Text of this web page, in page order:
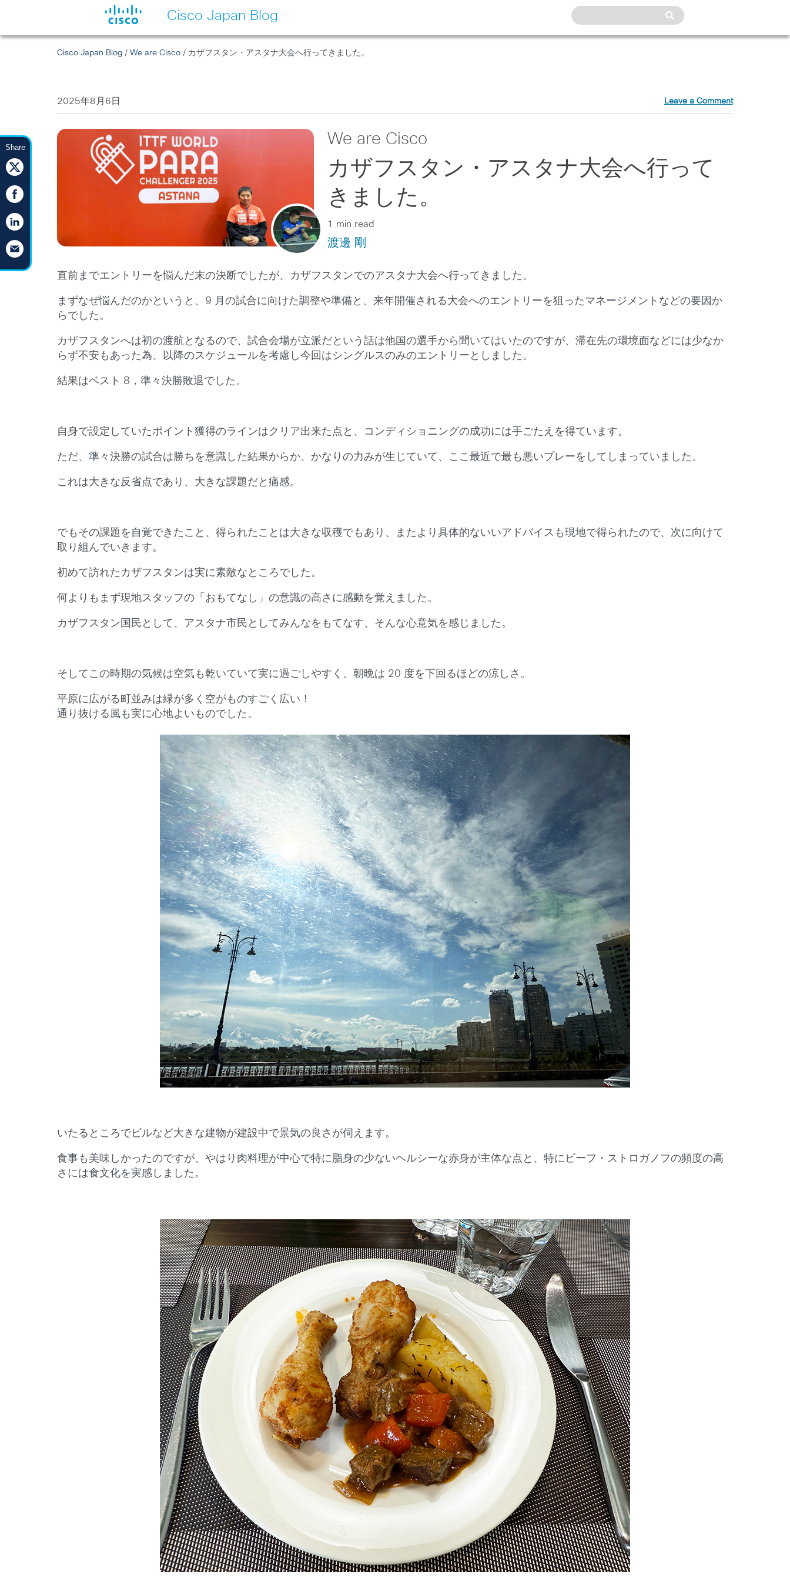
Cisco Japan Blog
Share
Cisco Japan Blog /We are Cisco / カザフスタン・アスタナ大会へ行ってきました。
2025年8月6日 Leave a Comment
We are Cisco
カザフスタン・アスタナ大会へ行って
きました。
1 min read
渡邊 剛
直前までエントリーを悩んだ末の決断でしたが、カザフスタンでのアスタナ大会へ行ってきました。
まずなぜ悩んだのかというと、9 月の試合に向けた調整や準備と、来年開催される大会へのエントリーを狙ったマネージメントなどの要因か
らでした。
カザフスタンへは初の渡航となるので、試合会場が立派だという話は他国の選手から聞いてはいたのですが、滞在先の環境面などには少なか
らず不安もあった為、以降のスケジュールを考慮し今回はシングルスのみのエントリーとしました。
結果はベスト 8，準々決勝敗退でした。
自身で設定していたポイント獲得のラインはクリア出来た点と、コンディショニングの成功には手ごたえを得ています。
ただ、準々決勝の試合は勝ちを意識した結果からか、かなりの力みが生じていて、ここ最近で最も悪いプレーをしてしまっていました。
これは大きな反省点であり、大きな課題だと痛感。
でもその課題を自覚できたこと、得られたことは大きな収穫でもあり、またより具体的ないいアドバイスも現地で得られたので、次に向けて
取り組んでいきます。
初めて訪れたカザフスタンは実に素敵なところでした。
何よりもまず現地スタッフの「おもてなし」の意識の高さに感動を覚えました。
カザフスタン国民として、アスタナ市民としてみんなをもてなす、そんな心意気を感じました。
そしてこの時期の気候は空気も乾いていて実に過ごしやすく、朝晩は 20 度を下回るほどの涼しさ。
平原に広がる町並みは緑が多く空がものすごく広い！
通り抜ける風も実に心地よいものでした。
いたるところでビルなど大きな建物が建設中で景気の良さが伺えます。
食事も美味しかったのですが、やはり肉料理が中心で特に脂身の少ないヘルシーな赤身が主体な点と、特にビーフ・ストロガノフの頻度の高
さには食文化を実感しました。